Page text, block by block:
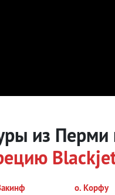
из Перми
о. Корфу